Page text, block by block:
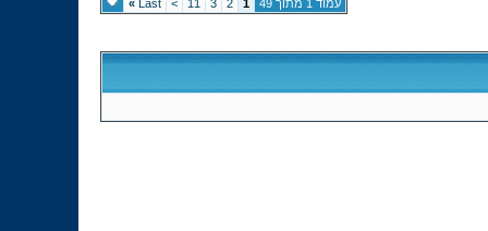
עמוד 1 מתוך 49 1
2
3
11
>
Last
»